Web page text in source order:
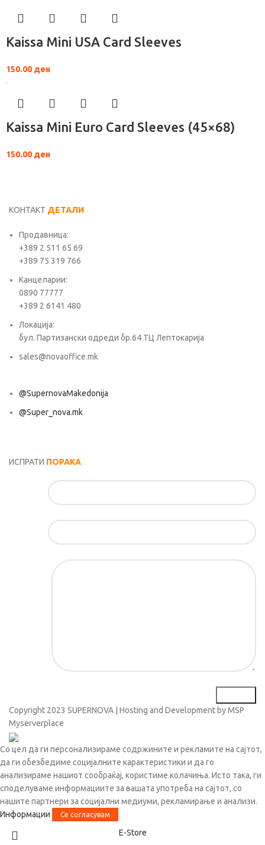
Kaissa Mini USA Card Sleeves
150.00 ден
Kaissa Mini Euro Card Sleeves (45×68)
150.00 ден
КОНТАКТ ДЕТАЛИ
Продавница:
+389 2 511 65 69
+389 75 319 766
Канцеларии:
0890 77777
+389 2 6141 480
Локација:
бул. Партизански одреди бр.64 ТЦ Лептокарија
sales@novaoffice.mk
@SupernovaMakedonija
@Super_nova.mk
ИСПРАТИ ПОРАКА
Copyright 2023 SUPERNOVA | Hosting and Development by MSP
Myserverplace
Со цел да ги персонализираме содржините и рекламите на сајтот,
да ги обезбедиме социјалните карактеристики и да го
анализираме нашиот сообраќај, користиме колачиња. Исто така, ги
споделуваме информациите за вашата употреба на сајтот, со
нашите партнери за социјални медиуми, рекламирање и анализи.
Информации
Се согласувам
Е-Store